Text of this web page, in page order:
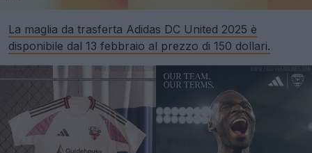
La maglia da trasferta Adidas DC United 2025 è
disponibile dal 13 febbraio al prezzo di 150 dollari.